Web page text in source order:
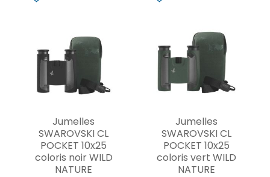
Jumelles
SWAROVSKI CL
POCKET 10x25
coloris noir WILD
NATURE
Jumelles
SWAROVSKI CL
POCKET 10x25
coloris vert WILD
NATURE